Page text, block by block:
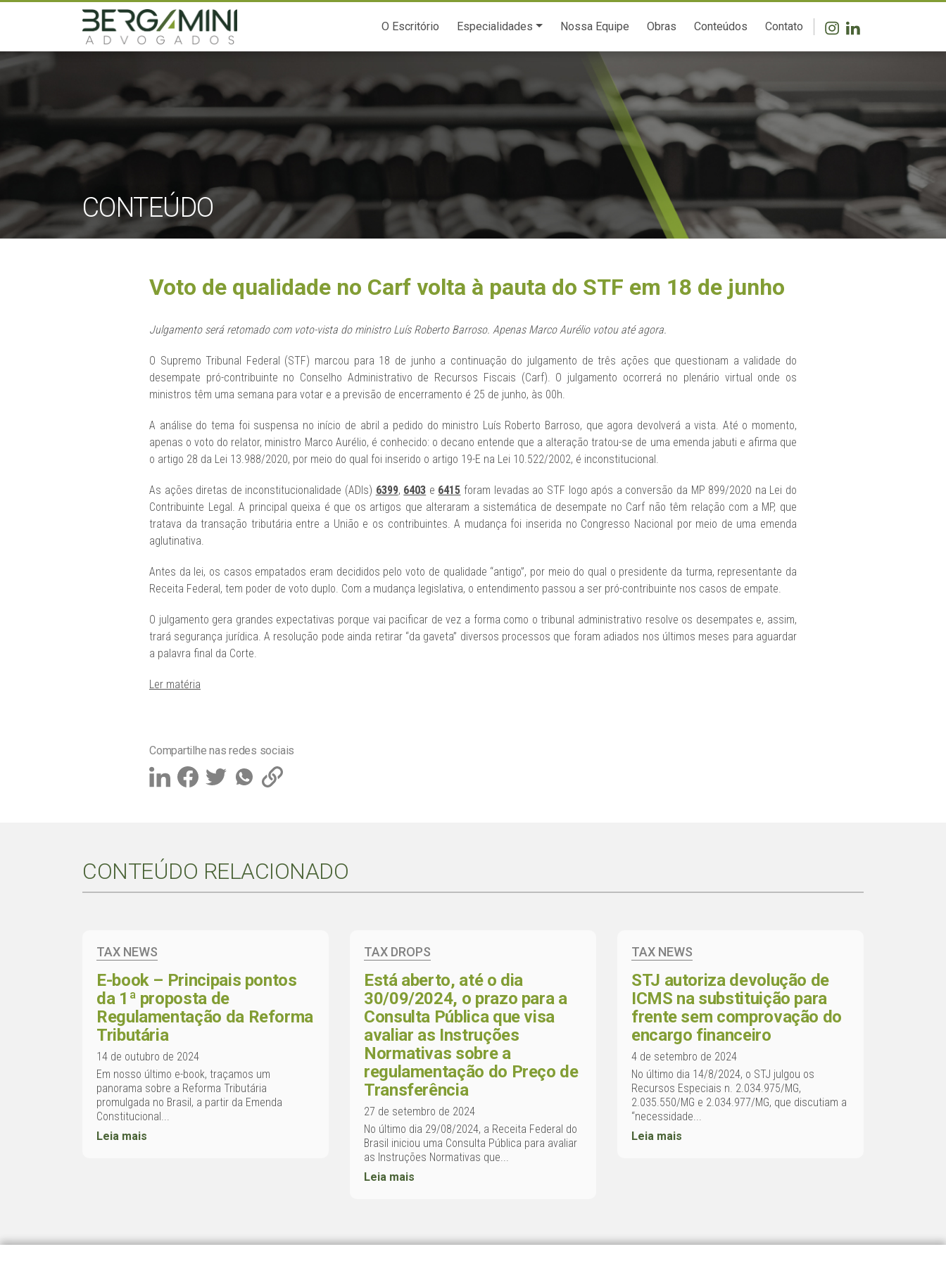
O Escritório Especialidades Nossa Equipe Obras Conteúdos Contato
CONTEÚDO
Voto de qualidade no Carf volta à pauta do STF em 18 de junho
Julgamento será retomado com voto-vista do ministro Luís Roberto Barroso. Apenas Marco Aurélio votou até agora.
O Supremo Tribunal Federal (STF) marcou para 18 de junho a continuação do julgamento de três ações que questionam a validade do
desempate pró-contribuinte no Conselho Administrativo de Recursos Fiscais (Carf). O julgamento ocorrerá no plenário virtual onde os
ministros têm uma semana para votar e a previsão de encerramento é 25 de junho, às 00h.
A análise do tema foi suspensa no início de abril a pedido do ministro Luís Roberto Barroso, que agora devolverá a vista. Até o momento,
apenas o voto do relator, ministro Marco Aurélio, é conhecido: o decano entende que a alteração tratou-se de uma emenda jabuti e afirma que
o artigo 28 da Lei 13.988/2020, por meio do qual foi inserido o artigo 19-E na Lei 10.522/2002, é inconstitucional.
As ações diretas de inconstitucionalidade (ADIs) 6399, 6403 e 6415 foram levadas ao STF logo após a conversão da MP 899/2020 na Lei do
Contribuinte Legal. A principal queixa é que os artigos que alteraram a sistemática de desempate no Carf não têm relação com a MP, que
tratava da transação tributária entre a União e os contribuintes. A mudança foi inserida no Congresso Nacional por meio de uma emenda
aglutinativa.
Antes da lei, os casos empatados eram decididos pelo voto de qualidade “antigo”, por meio do qual o presidente da turma, representante da
Receita Federal, tem poder de voto duplo. Com a mudança legislativa, o entendimento passou a ser pró-contribuinte nos casos de empate.
O julgamento gera grandes expectativas porque vai pacificar de vez a forma como o tribunal administrativo resolve os desempates e, assim,
trará segurança jurídica. A resolução pode ainda retirar “da gaveta” diversos processos que foram adiados nos últimos meses para aguardar
a palavra final da Corte.
Ler matéria
Compartilhe nas redes sociais
CONTEÚDO RELACIONADO
TAX NEWS
E-book – Principais pontos
da 1ª proposta de
Regulamentação da Reforma
Tributária
14 de outubro de 2024
Em nosso último e-book, traçamos um
panorama sobre a Reforma Tributária
promulgada no Brasil, a partir da Emenda
Constitucional...
Leia mais
TAX DROPS
Está aberto, até o dia
30/09/2024, o prazo para a
Consulta Pública que visa
avaliar as Instruções
Normativas sobre a
regulamentação do Preço de
Transferência
27 de setembro de 2024
No último dia 29/08/2024, a Receita Federal do
Brasil iniciou uma Consulta Pública para avaliar
as Instruções Normativas que...
Leia mais
TAX NEWS
STJ autoriza devolução de
ICMS na substituição para
frente sem comprovação do
encargo financeiro
4 de setembro de 2024
No último dia 14/8/2024, o STJ julgou os
Recursos Especiais n. 2.034.975/MG,
2.035.550/MG e 2.034.977/MG, que discutiam a
“necessidade...
Leia mais